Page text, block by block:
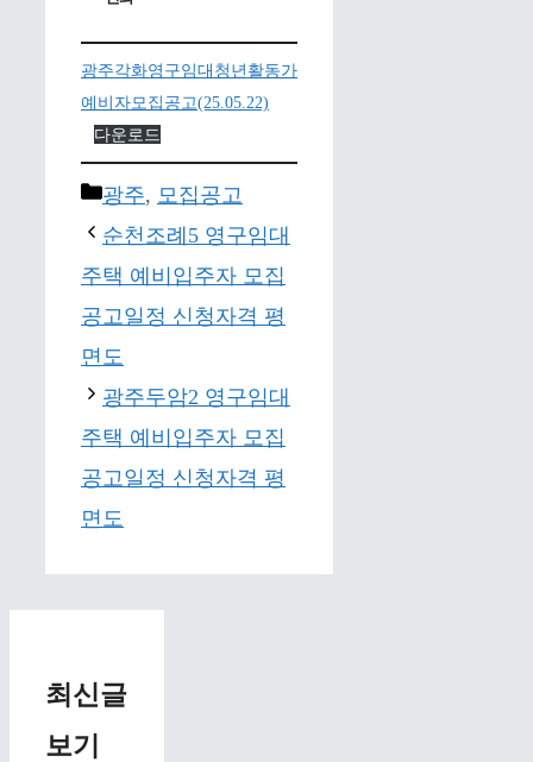
광주각화영구임대청년활동가
예비자모집공고(25.05.22)
다운로드
Categories
광주, 모집공고
순천조례5 영구임대
주택 예비입주자 모집
공고일정 신청자격 평
면도
광주두암2 영구임대
주택 예비입주자 모집
공고일정 신청자격 평
면도
최신글
보기